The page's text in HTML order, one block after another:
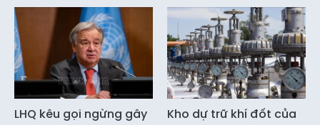
LHQ kêu gọi ngừng gây
Kho dự trữ khí đốt của